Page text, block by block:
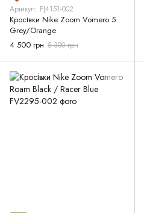
Артикул: FJ4151-002
Кросівки Nike Zoom Vomero 5
Grey/Orange
4 500 грн 5 300 грн